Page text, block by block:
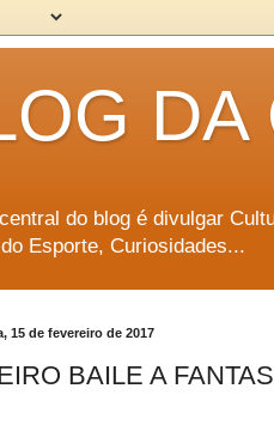
DA
do blog é divulgar
Esporte, Curiosidades...
15 de fevereiro de 2017
BAILE A